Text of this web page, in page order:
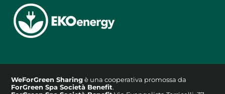
WeForGreen Sharingè una cooperativa promossa da
ForGreen Spa Società Benefit.